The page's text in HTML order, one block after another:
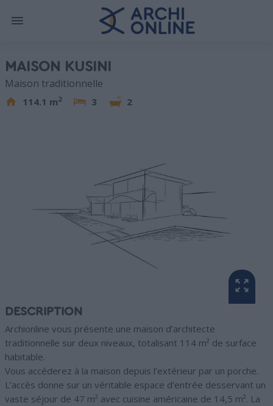
MAISON KUSINI
Maison traditionnelle
114.1 m2 3 2
DESCRIPTION
Archionline vous présente une maison d’architecte
traditionnelle sur deux niveaux, totalisant 114 m² de surface
habitable.
Vous accéderez à la maison depuis l’extérieur par un porche.
L’accès donne sur un véritable espace d’entrée desservant un
vaste séjour de 47 m² avec cuisine américaine de 14,5 m². La